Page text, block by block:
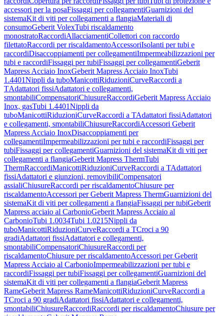
accessori per la posaFissaggi per collegamentiGuarnizioni del
sistemaKit di viti per collegamenti a flangiaMateriali di
consumoGeberit VolexTubi riscaldamento
monostratoRaccordiAllacciamentiCollettori con raccordo
filettatoRaccordi per riscaldamentoAccessoriIsolanti per tubi e
raccordiDisaccoppiamenti per collegamentiImpermeabilizzazioni per
tubi e raccordiFissaggi per tubiFissaggi per collegamentiGeberit
Mapress Acciaio InoxGeberit Mapress Acciaio InoxTubi
1.4401Nippli da tuboManicottiRiduzioniCurveRaccordi a
TAdattatori fissiAdattatori e collegamenti,
smontabiliCompensatoriChiusureRaccordiGeberit Mapress Acciaio
Inox, gasTubi 1.4401Nippli da
tuboManicottiRiduzioniCurveRaccordi a TAdattatori fissiAdattatori
e collegamenti, smontabiliChiusureRaccordiAccessori Geberit
Mapress Acciaio InoxDisaccoppiamenti per
collegamentiImpermeabilizzazioni per tubi e raccordiFissaggi per
tubiFissaggi per collegamentiGuarnizioni del sistemaKit di viti per
collegamenti a flangiaGeberit Mapress ThermTubi
ThermRaccordiManicottiRiduzioniCurveRaccordi a TAdattatori
fissiAdattatori e giunzioni, removibiliCompensatori
assialiChiusureRaccordi per riscaldamentoChiusure per
riscaldamentoAccessori per Geberit Mapress ThermGuarnizioni del
sistemaKit di viti per collegamenti a flangiaFissaggi per tubiGeberit
Mapress acciaio al CarbonioGeberit Mapress Acciaio al
CarbonioTubi 1.0034Tubi 1.0215Nippli da
tuboManicottiRiduzioniCurveRaccordi a TCroci a 90
gradiAdattatori fissiAdattatori e collegamenti,
smontabiliCompensatoriChiusureRaccordi per
riscaldamentoChiusure per riscaldamentoAccessori per Geberit
Mapress Acciaio al CarbonioImpermeabilizzazioni per tubi e
raccordiFissaggi per tubiFissaggi per collegamentiGuarnizioni del
sistemaKit di viti per collegamenti a flangiaGeberit Mapress
RameGeberit Mapress RameManicottiRiduzioniCurveRaccordi a
TCroci a 90 gradiAdattatori fissiAdattatori e collegamenti,
smontabiliChiusureRaccordiRaccordi per riscaldamentoChiusure per